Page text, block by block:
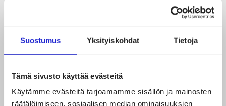
Suostumus Yksityiskohdat Tietoja
Tämä sivusto käyttää evästeitä
Käytämme evästeitä tarjoamamme sisällön ja mainosten
räätälöimiseen, sosiaalisen median ominaisuuksien
textile and fashion industry
A ticket grants you
access to a full day of thought-provoking keynotes,
inspiring panel discussionsand networking
opportunities with leading professionals and
innovators across the textile and fashion industry. In
addition to the core program, a Textile & Fashion